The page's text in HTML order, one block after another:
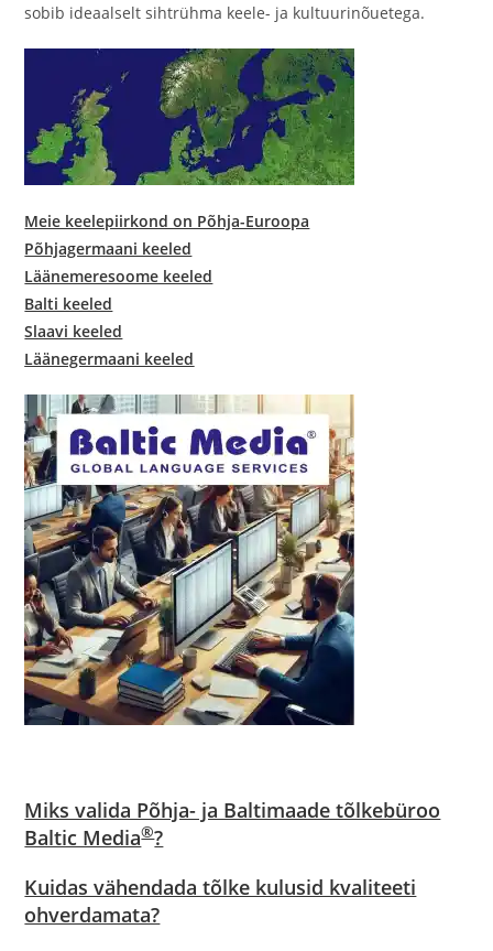
sobib ideaalselt sihtrühma keele- ja kultuurinõuetega.
Meie keelepiirkond on Põhja-Euroopa
Põhjagermaani keeled
Läänemeresoome keeled
Balti keeled
Slaavi keeled
Läänegermaani keeled
Miks valida Põhja- ja Baltimaade tõlkebüroo
Baltic Media®?
Kuidas vähendada tõlke kulusid kvaliteeti
ohverdamata?